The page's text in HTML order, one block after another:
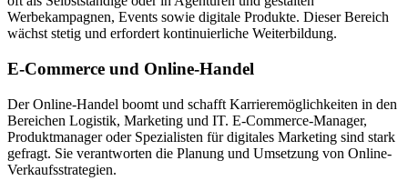
Werbekampagnen, Events sowie digitale Produkte. Dieser Bereich
wächst stetig und erfordert kontinuierliche Weiterbildung.
E-Commerce und Online-Handel
Der Online-Handel boomt und schafft Karrieremöglichkeiten in den
Bereichen Logistik, Marketing und IT. E-Commerce-Manager,
Produktmanager oder Spezialisten für digitales Marketing sind stark
gefragt. Sie verantworten die Planung und Umsetzung von Online-
Verkaufsstrategien.